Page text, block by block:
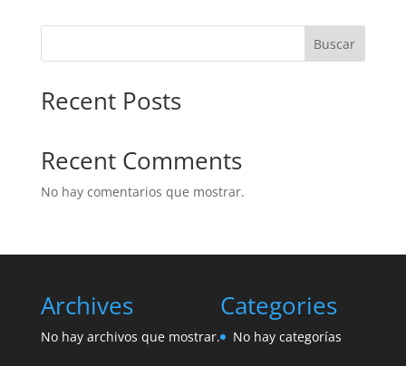
Buscar
Recent Posts
Recent Comments
No hay comentarios que mostrar.
Archives
No hay archivos que mostrar.
Categories
No hay categorías